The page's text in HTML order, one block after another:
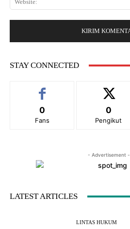
STAY CONNECTED
0
Fans
0
Pengikut
- Advertisement -
LATEST ARTICLES
LINTAS HUKUM